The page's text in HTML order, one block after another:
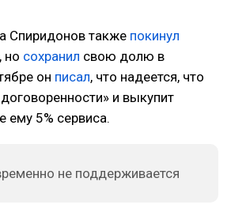
Спиридонов также покинул
но сохранил свою долю в
он писал, что надеется, что
и выкупит
ему 5% сервиса.
не поддерживается